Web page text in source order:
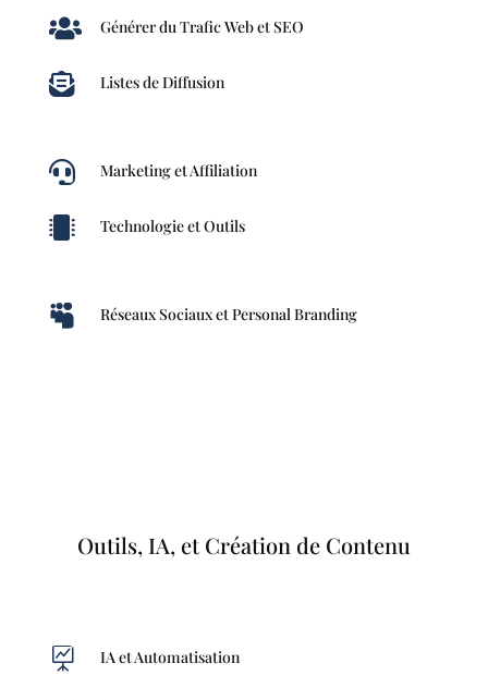
 Générer du Trafic Web et SEO
 Listes de Diffusion
 Marketing et Affiliation
 Technologie et Outils
 Réseaux Sociaux et Personal Branding
Outils, IA, et Création de Contenu
 IA et Automatisation